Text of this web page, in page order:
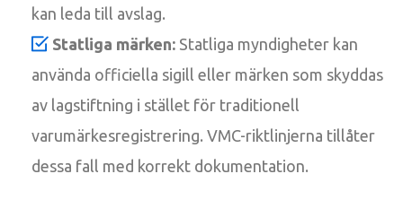
kan leda till avslag.
Statliga märken: Statliga myndigheter kan
använda officiella sigill eller märken som skyddas
av lagstiftning i stället för traditionell
varumärkesregistrering. VMC-riktlinjerna tillåter
dessa fall med korrekt dokumentation.